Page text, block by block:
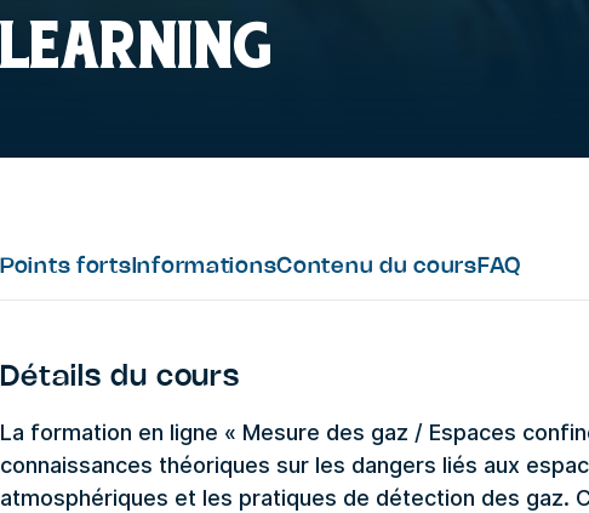
LEARNING
Points forts InformationsContenu du cours FAQ
Détails du cours
La formation en ligne « Mesure des gaz / Espaces
connaissances théoriques sur les dangers liés aux
atmosphériques et les pratiques de détection des gaz.